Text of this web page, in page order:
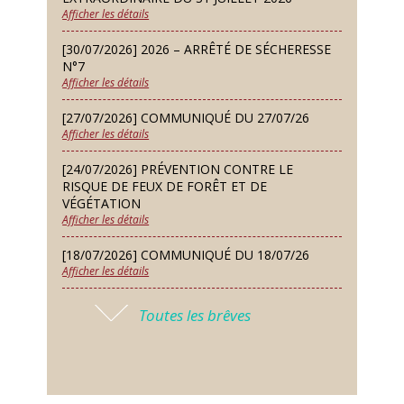
Lundi 14 Sep
Conseil municipal du 14 septembre
2026
Jeudi 24 Sep
Permanence des Architectes des
Bâtiments de France
Samedi 26 Sep
Concours de palets
Vendredi 09 Oct
Soirée des nouveaux habitants
Lundi 12 Oct
Conseil municipal du 12 octobre
2026
Afficher les détails
[30/07/2026] 2026 – ARRÊTÉ DE SÉCHERESSE
N°7
Afficher les détails
[27/07/2026] COMMUNIQUÉ DU 27/07/26
Afficher les détails
[24/07/2026] PRÉVENTION CONTRE LE
RISQUE DE FEUX DE FORÊT ET DE
VÉGÉTATION
Afficher les détails
[18/07/2026] COMMUNIQUÉ DU 18/07/26
Afficher les détails
[17/07/2026] 2026 – ARRÊTÉ DE SÉCHERESSE
Toutes les brêves